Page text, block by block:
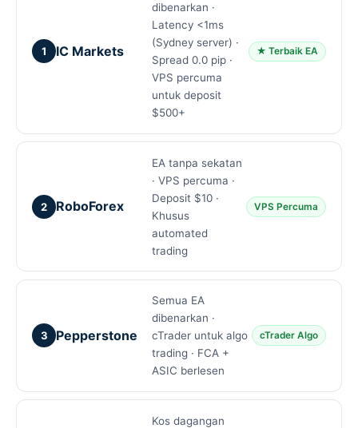
1 IC Markets
dibenarkan ·
Latency <1ms
(Sydney server) ·
Spread 0.0 pip ·
VPS percuma
untuk deposit
$500+
★ Terbaik EA
2 RoboForex
EA tanpa sekatan
· VPS percuma ·
Deposit $10 ·
Khusus
automated
trading
VPS Percuma
3 Pepperstone
Semua EA
dibenarkan ·
cTrader untuk algo
trading · FCA +
ASIC berlesen
cTrader Algo
Kos dagangan